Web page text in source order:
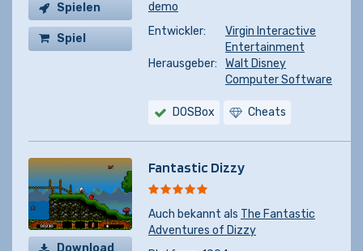
Spielen
Spiel
demo
Entwickler:
Virgin Interactive
Entertainment
Herausgeber:
Walt Disney
Computer Software
DOSBox Cheats
Download
Fantastic Dizzy
Auch bekannt als The Fantastic
Adventures of Dizzy